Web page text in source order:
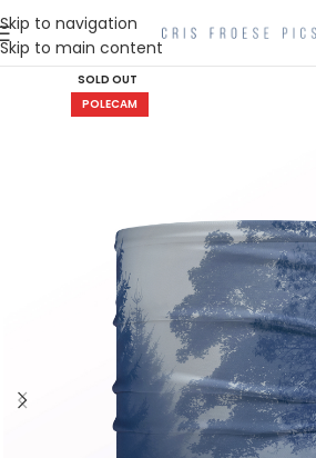
Skip to navigation
Skip to main content
SOLD OUT
POLECAM